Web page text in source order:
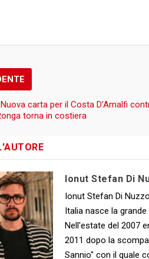
Nuova carta per il Costa D’Amalfi
torna in costiera
Ionut Stefan Di
Ionut Stefan Di
Italia nasce la
Nell'estate del 2007
2011 dopo la
Sannio" con il quale